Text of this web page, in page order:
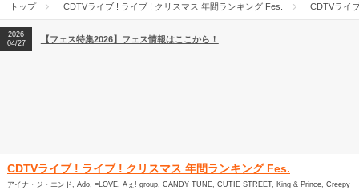
トップ CDTVライブ ! ライブ ! クリスマス 年間ランキング Fes. CDTVライ
2026
04/27
2026
07/28
【ライブ動員ランキング】2026年上半期編発表！
CDTVライブ ! ライブ ! クリスマス 年間ランキング Fes.
アイナ・ジ・エンド, Ado, =LOVE, Aぇ! group, CANDY TUNE, CUTIE STREET, King & Prince, Creepy